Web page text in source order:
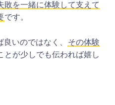
敗を一緒に体験して支えて
です。
いのではなく、
その体験
とが少しでも伝われば嬉し